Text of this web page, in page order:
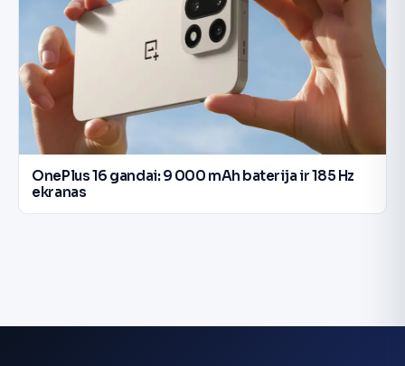
OnePlus 16 gandai: 9 000 mAh baterija ir 185 Hz
ekranas